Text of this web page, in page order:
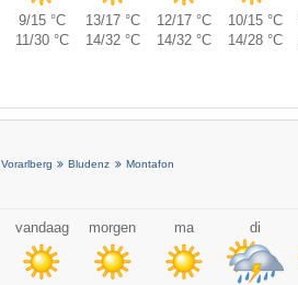
9/15 °C 13/17 °C 12/17 °C 10/15 °C
11/30 °C 14/32 °C 14/32 °C 14/28 °C
Vorarlberg Bludenz Montafon
vandaag morgen ma di